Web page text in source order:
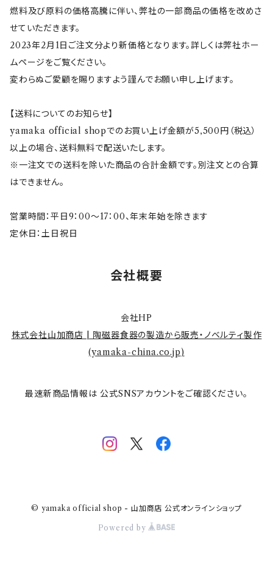
リラックマ
Paddington(パディントン)
ピングー
ホワイトタイガーとブラックタイガー
鉄鉢（てっぱち）
mommoto(ももっと）
燃料及び原料の価格高騰に伴い、弊社の一部商品の価格を改めさ
せていただきます。
2023年2月1日ご注文分より新価格となります。詳しくは弊社ホー
ムページをご覧ください。
変わらぬご愛顧を賜りますよう謹んでお願い申し上げます。
【送料についてのお知らせ】
yamaka official shopでのお買い上げ金額が5,500円（税込）
以上の場合、送料無料で配送いたします。
※一注文での送料を除いた商品の合計金額です。別注文との合算
はできません。
営業時間：平日9：00～17：00、年末年始を除きます
定休日：土日祝日
会社概要
会社HP
株式会社山加商店 | 陶磁器食器の製造から販売・ノベルティ製作
(yamaka-china.co.jp)
最速新商品情報は 公式SNSアカウントをご確認ください。
© yamaka official shop - 山加商店 公式オンラインショップ
Powered by